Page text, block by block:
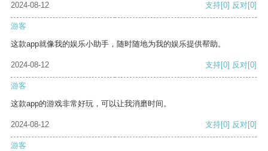
2024-08-12 支持[0] 反对[0]
游客
这款app就像我的娱乐小助手，随时随地为我的娱乐提供帮助。
2024-08-12 支持[0] 反对[0]
游客
这款app的游戏非常好玩，可以让我消磨时间。
2024-08-12 支持[0] 反对[0]
游客